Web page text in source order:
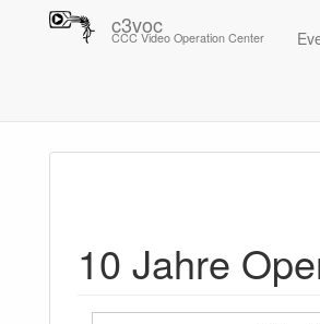
c3voc
CCC Video Operation Center
10 Jahre